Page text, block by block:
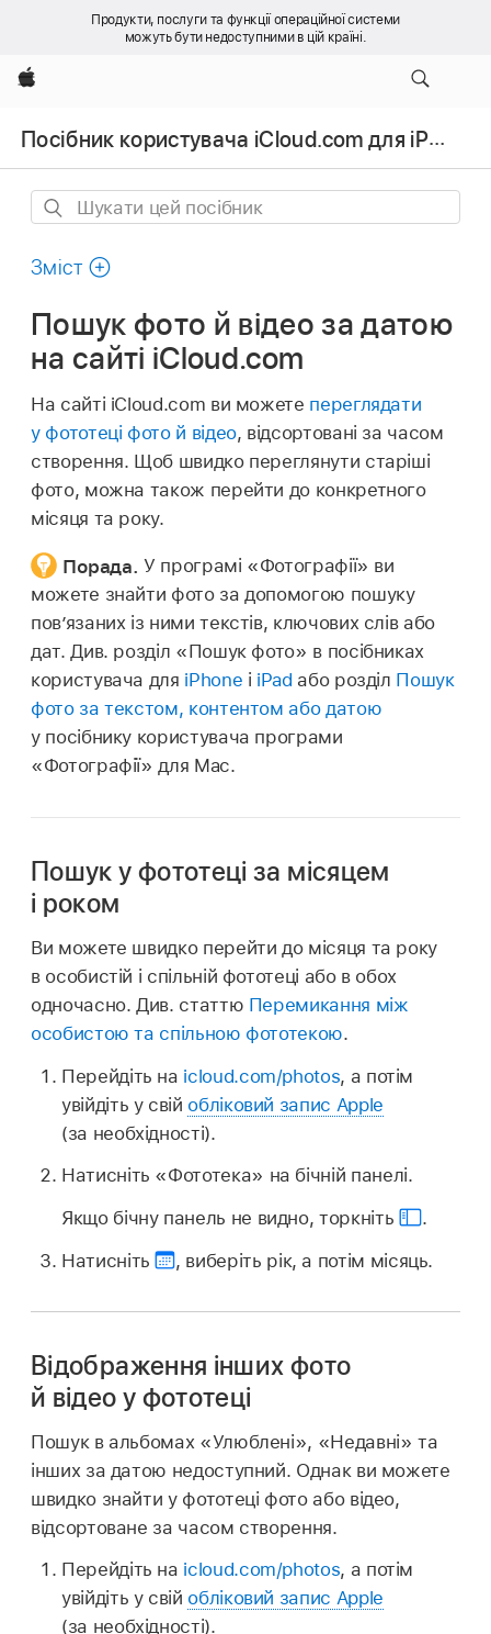
Продукти, послуги та функції операційної системи
можуть бути недоступними в цій країні.
Apple
Посібник користувача iCloud.com для iPhone
Шукати
посібник
Зміст
Пошук фото й відео за датою
на сайті iCloud.com
На сайті iCloud.com ви можете переглядати
у фототеці фото й відео, відсортовані за часом
створення. Щоб швидко переглянути старіші
фото, можна також перейти до конкретного
місяця та року.
Порада.У програмі «Фотографії» ви
можете знайти фото за допомогою пошуку
пов’язаних із ними текстів, ключових слів або
дат. Див. розділ «Пошук фото» в посібниках
користувача для iPhone і iPad або розділ Пошук
фото за текстом, контентом або датою
у посібнику користувача програми
«Фотографії» для Mac.
Пошук у фототеці за місяцем
і роком
Ви можете швидко перейти до місяця та року
в особистій і спільній фототеці або в обох
одночасно. Див. статтю Перемикання між
особистою та спільною фототекою.
Перейдіть на icloud.com/photos, а потім
увійдіть у свій обліковий запис Apple
(за необхідності).
Натисніть «Фототека» на бічній панелі.
Якщо бічну панель не видно, торкніть
.
Натисніть
, виберіть рік, а потім місяць.
Відображення інших фото
й відео у фототеці
Пошук в альбомах «Улюблені», «Недавні» та
інших за датою недоступний. Однак ви можете
швидко знайти у фототеці фото або відео,
відсортоване за часом створення.
Перейдіть на icloud.com/photos, а потім
увійдіть у свій обліковий запис Apple
(за необхідності).